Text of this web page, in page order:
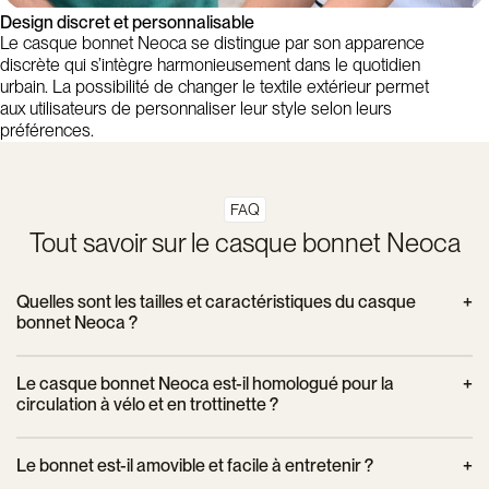
Design discret et personnalisable
Le casque bonnet Neoca se distingue par son apparence
discrète qui s’intègre harmonieusement dans le quotidien
urbain. La possibilité de changer le textile extérieur permet
aux utilisateurs de personnaliser leur style selon leurs
préférences.
FAQ
Tout savoir sur le casque bonnet Neoca
Quelles sont les tailles et caractéristiques du casque
bonnet Neoca ?
58 cm) et L (59-61 cm). Il pèse environ 350 g, offrant une
textile qui s’ajuste parfaitement à la tête, garantissant un bon
Le casque bonnet Neoca est-il homologué pour la
circulation à vélo et en trottinette ?
1078, qui régit les équipements de protection pour les
Le bonnet est-il amovible et facile à entretenir ?